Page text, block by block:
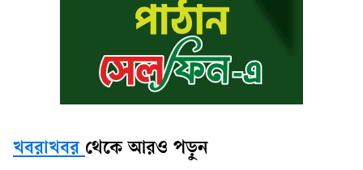
খবরাখবর থেকে আরও পড়ুন